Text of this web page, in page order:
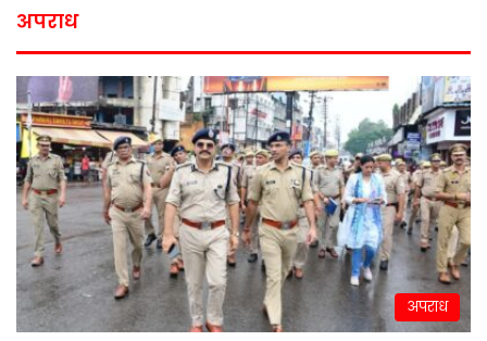
अपराध
अपराध